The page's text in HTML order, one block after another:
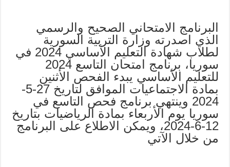
البرنامج الامتحاني الصحيح والرسمي
الذي اصدرته وزارة التربية السورية
لطلاب شهادة التعليم الأساسي 2024 في
سوريا، برنامج امتحان التاسع 2024
للتعليم الأساسي يبدء الفحص الأثنين
بمادة الاجتماعيات الموافق لتاريخ 27-5-
2024 وينتهي برنامج فحص التاسع في
سوريا يوم الأربعاء بمادة الرياضيات بتاريخ
12-6-2024، ويمكن الاطلاع على البرنامج
من خلال الآتي